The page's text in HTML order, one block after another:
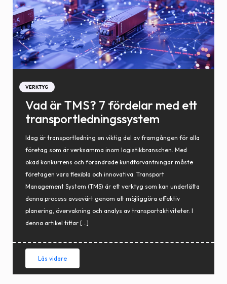
VERKTYG
Vad är TMS? 7 fördelar med ett
transportledningssystem
Idag är transportledning en viktig del av framgången för alla
företag som är verksamma inom logistikbranschen. Med
ökad konkurrens och förändrade kundförväntningar måste
företagen vara flexibla och innovativa. Transport
Management System (TMS) är ett verktyg som kan underlätta
denna process avsevärt genom att möjliggöra effektiv
planering, övervakning och analys av transportaktiviteter. I
denna artikel tittar […]
Läs vidare